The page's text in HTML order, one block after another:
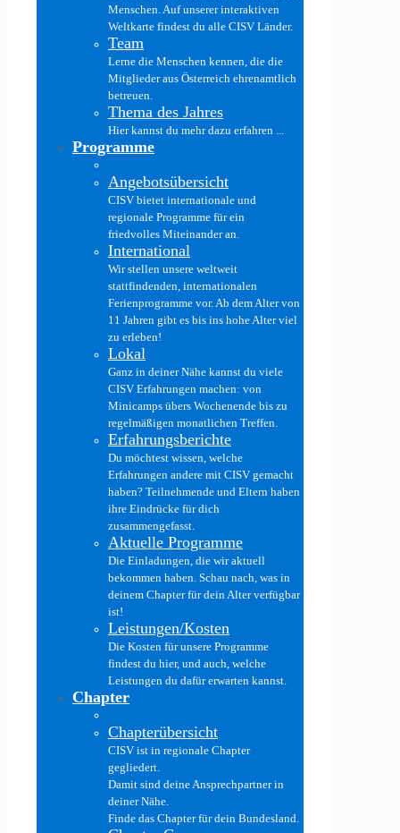
Menschen. Auf unserer interaktiven
Weltkarte findest du alle CISV Länder.
Team
Lerne die Menschen kennen, die die
Mitglieder aus Österreich ehrenamtlich
betreuen.
Thema des Jahres
Hier kannst du mehr dazu erfahren ...
Programme
Angebotsübersicht
CISV bietet internationale und
regionale Programme für ein
friedvolles Miteinander an.
International
Wir stellen unsere weltweit
stattfindenden, internationalen
Ferienprogramme vor. Ab dem Alter von
11 Jahren gibt es bis ins hohe Alter viel
zu erleben!
Lokal
Ganz in deiner Nähe kannst du viele
CISV Erfahrungen machen: von
Minicamps übers Wochenende bis zu
regelmäßigen monatlichen Treffen.
Erfahrungsberichte
Du möchtest wissen, welche
Erfahrungen andere mit CISV gemacht
haben? Teilnehmende und Eltern haben
ihre Eindrücke für dich
zusammengefasst.
Aktuelle Programme
Die Einladungen, die wir aktuell
bekommen haben. Schau nach, was in
deinem Chapter für dein Alter verfügbar
ist!
Leistungen/Kosten
Die Kosten für unsere Programme
findest du hier, und auch, welche
Leistungen du dafür erwarten kannst.
Chapter
Chapterübersicht
CISV ist in regionale Chapter
gegliedert.
Damit sind deine Ansprechpartner in
deiner Nähe.
Finde das Chapter für dein Bundesland.